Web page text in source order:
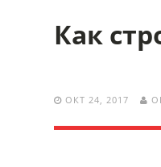
Как
ОКТ 24, 2017